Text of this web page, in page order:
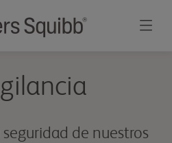
de nuestros